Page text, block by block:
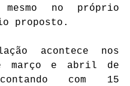
no próprio
proposto.
acontece nos
março e abril de
com 15